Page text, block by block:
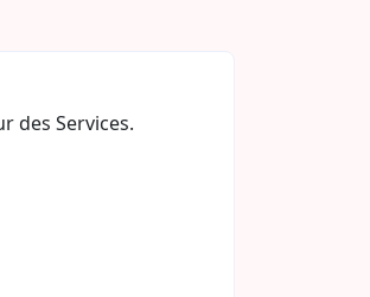
des Services.